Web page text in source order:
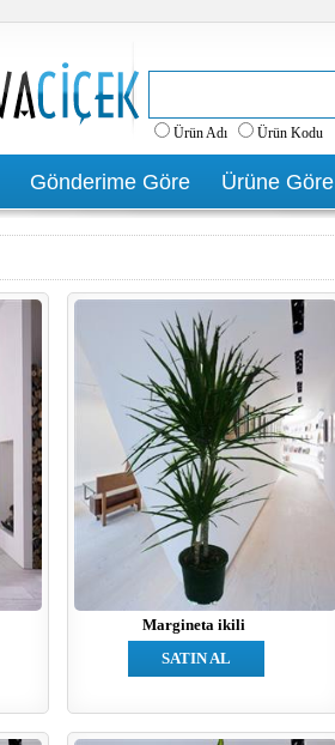
Ürün Adı Ürün Kodu
Gönderime Göre Ürüne Göre
Margineta ikili
SATIN AL